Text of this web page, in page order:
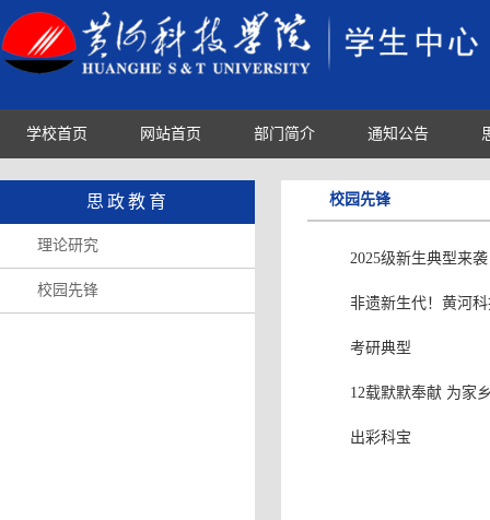
学校首页 网站首页 部门简介 通知公告
思政教育
理论研究
校园先锋
校园先锋
2025级新生典型来
非遗新生代！黄河
考研典型
12载默默奉献 为家
出彩科宝